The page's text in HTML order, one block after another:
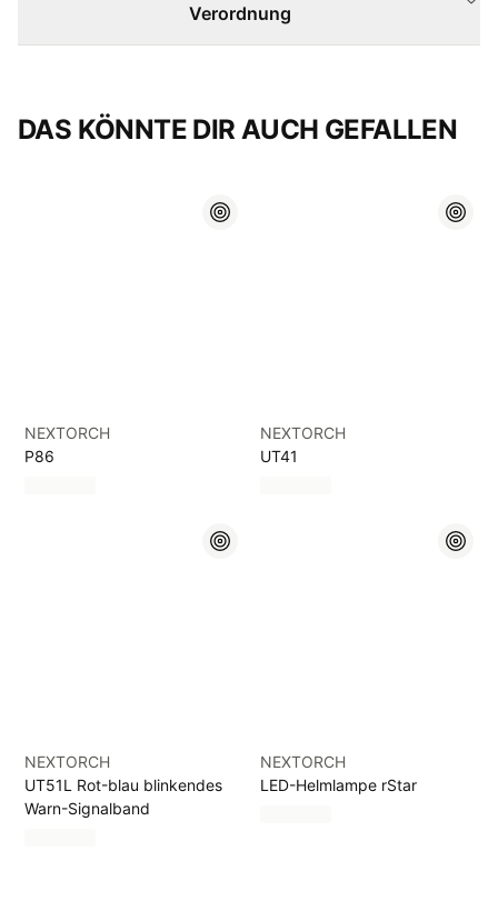
Verordnung
DAS KÖNNTE DIR AUCH GEFALLEN
NEXTORCH
P86
NEXTORCH
UT41
NEXTORCH
UT51L Rot-blau blinkendes
Warn-Signalband
NEXTORCH
LED-Helmlampe rStar